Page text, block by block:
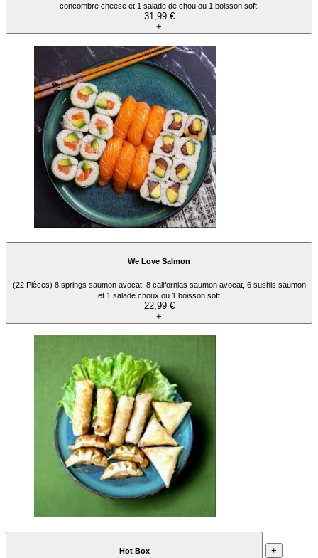
concombre cheese et 1 salade de chou ou 1 boisson soft.
31,99 €
+
We Love Salmon
(22 Pièces) 8 springs saumon avocat, 8 californias saumon avocat, 6 sushis saumon
et 1 salade choux ou 1 boisson soft
22,99 €
+
Hot Box +